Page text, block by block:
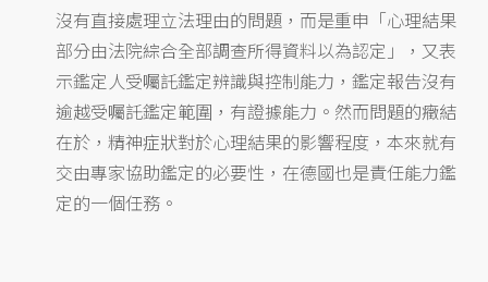
沒有直接處理立法理由的問題，而是重申「心理結果
部分由法院綜合全部調查所得資料以為認定」，又表
示鑑定人受囑託鑑定辨識與控制能力，鑑定報告沒有
逾越受囑託鑑定範圍，有證據能力。然而問題的癥結
在於，精神症狀對於心理結果的影響程度，本來就有
交由專家協助鑑定的必要性，在德國也是責任能力鑑
定的一個任務。